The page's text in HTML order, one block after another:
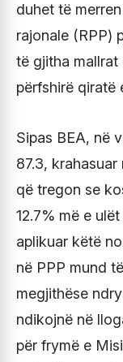
duhet të
rajonale (RPP)
të gjitha mallrat
përfshirë qiratë
Sipas BEA, në
87.3,
që tregon se
12.7% më e
aplikuar këtë
në PPP mund
megjithëse
ndikojnë në
për frymë e